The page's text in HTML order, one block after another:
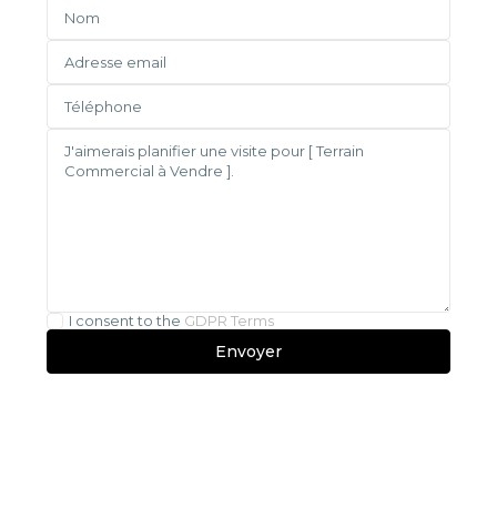
I consent to the GDPR Terms